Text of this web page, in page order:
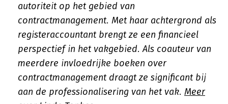
autoriteit op het gebied van
contractmanagement. Met haar achtergrond als
registeraccountant brengt ze een financieel
perspectief in het vakgebied. Als coauteur van
meerdere invloedrijke boeken over
contractmanagement draagt ze significant bij
aan de professionalisering van het vak. Meer